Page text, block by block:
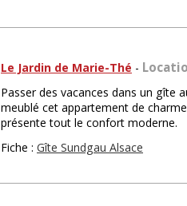
Le Jardin de Marie-Thé -
Passer des vacances dans un gîte
meublé cet appartement de
présente tout le confort moderne.
Fiche : Gîte Sundgau Alsace